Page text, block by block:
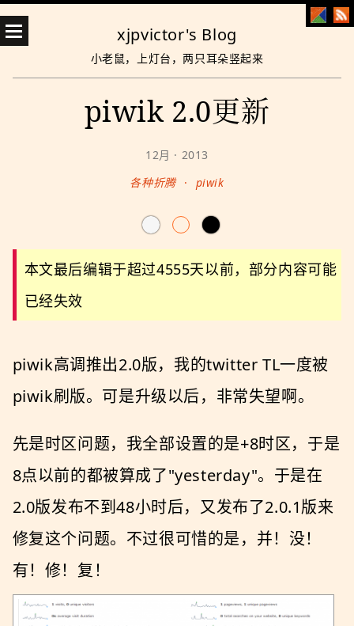
xjpvictor's Blog
小老鼠，上灯台，两只耳朵竖起来
piwik 2.0更新
12月 · 2013
各种折腾 · piwik
本文最后编辑于超过4555天以前，部分内容可能
已经失效
piwik高调推出2.0版，我的twitter TL一度被
piwik刷版。可是升级以后，非常失望啊。
先是时区问题，我全部设置的是+8时区，于是
8点以前的都被算成了"yesterday"。于是在
2.0版发布不到48小时后，又发布了2.0.1版来
修复这个问题。不过很可惜的是，并！没！
有！修！复！